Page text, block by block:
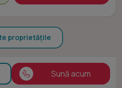
proprietățile
Sună acum